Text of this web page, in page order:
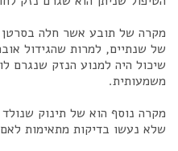
מקרה של תובע אשר חלה
של שנתיים, למרות שהגידול
שיכול היה למנוע הנזק שנגרם
משמעותית.
מקרה נוסף הוא של תינוק שנולד
שלא נעשו בדיקות מתאימות לאם